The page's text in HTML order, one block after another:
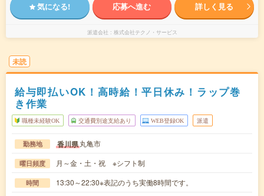
気になる! 応募へ進む 詳しく見る
派遣会社 株式会社テクノ・サービス
未読
給与即払いOK！高時給！平日休み！ラップ巻
き作業
職種未経験OK 交通費別途支給あり WEB登録OK 派遣
勤務地 香川県丸亀市
曜日頻度 月～金・土・祝 ※シフト制
時間 13:30～22:30※表記のうち実働8時間です。